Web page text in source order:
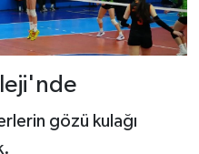
gözü kulağı